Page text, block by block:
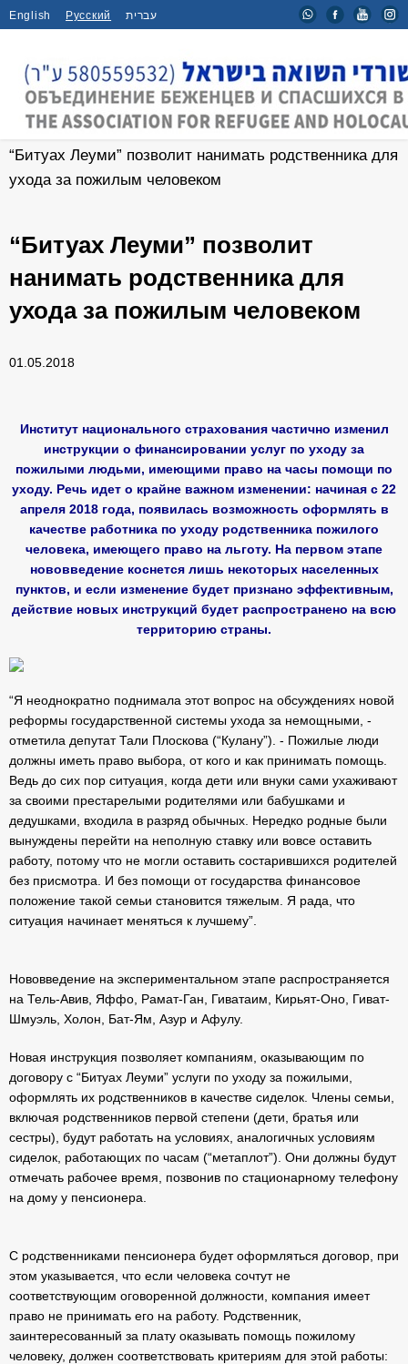
English Русский עברית
Главная / Новости /
“Битуах Леуми” позволит нанимать родственника для
ухода за пожилым человеком
“Битуах Леуми” позволит
нанимать родственника для
ухода за пожилым человеком
01.05.2018
Институт национального страхования частично изменил
инструкции о финансировании услуг по уходу за
пожилыми людьми, имеющими право на часы помощи по
уходу. Речь идет о крайне важном изменении: начиная с 22
апреля 2018 года, появилась возможность оформлять в
качестве работника по уходу родственника пожилого
человека, имеющего право на льготу. На первом этапе
нововведение коснется лишь некоторых населенных
пунктов, и если изменение будет признано эффективным,
действие новых инструкций будет распространено на всю
территорию страны.
“Я неоднократно поднимала этот вопрос на обсуждениях новой
реформы государственной системы ухода за немощными, -
отметила депутат Тали Плоскова (“Кулану”). - Пожилые люди
должны иметь право выбора, от кого и как принимать помощь.
Ведь до сих пор ситуация, когда дети или внуки сами ухаживают
за своими престарелыми родителями или бабушками и
дедушками, входила в разряд обычных. Нередко родные были
вынуждены перейти на неполную ставку или вовсе оставить
работу, потому что не могли оставить состарившихся родителей
без присмотра. И без помощи от государства финансовое
положение такой семьи становится тяжелым. Я рада, что
ситуация начинает меняться к лучшему”.
Нововведение на экспериментальном этапе распространяется
на Тель-Авив, Яффо, Рамат-Ган, Гиватаим, Кирьят-Оно, Гиват-
Шмуэль, Холон, Бат-Ям, Азур и Афулу.
Новая инструкция позволяет компаниям, оказывающим по
договору с “Битуах Леуми” услуги по уходу за пожилыми,
оформлять их родственников в качестве сиделок. Члены семьи,
включая родственников первой степени (дети, братья или
сестры), будут работать на условиях, аналогичных условиям
сиделок, работающих по часам (“метаплот”). Они должны будут
отмечать рабочее время, позвонив по стационарному телефону
на дому у пенсионера.
С родственниками пенсионера будет оформляться договор, при
этом указывается, что если человека сочтут не
соответствующим оговоренной должности, компания имеет
право не принимать его на работу. Родственник,
заинтересованный за плату оказывать помощь пожилому
человеку, должен соответствовать критериям для этой работы: